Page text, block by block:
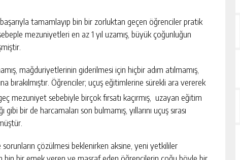
tamamlayıp bin bir zorluktan geçen öğrenciler pratik
mezuniyetleri en az 1 yıl uzamış, büyük çoğunluğun
mağduriyetlerinin giderilmesi için hiçbir adım atılmamış,
bırakılmıştır. Öğrenciler; uçuş eğitimlerine sürekli ara vererek
mezuniyet sebebiyle birçok fırsatı kaçırmış, uzayan eğitim
bir de harcamaları son bulmamış, yıllarını uçuş sırası
çözülmesi beklenirken aksine, yeni yetkililer